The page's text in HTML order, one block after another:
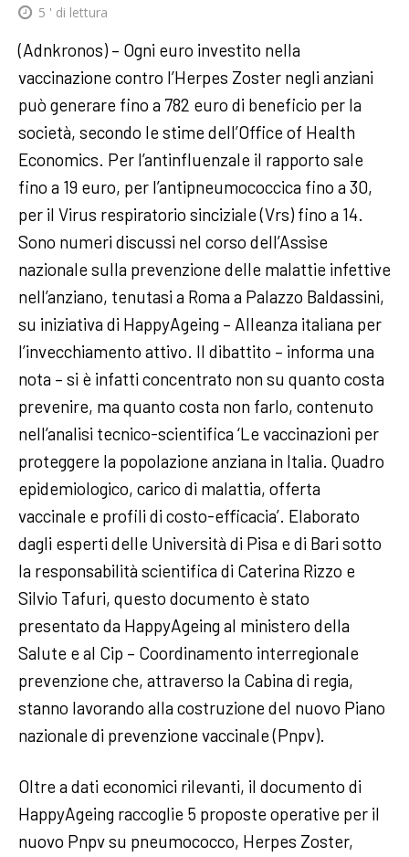
5 ' di lettura
(Adnkronos) – Ogni euro investito nella
vaccinazione contro l’Herpes Zoster negli anziani
può generare fino a 782 euro di beneficio per la
società, secondo le stime dell’Office of Health
Economics. Per l’antinfluenzale il rapporto sale
fino a 19 euro, per l’antipneumococcica fino a 30,
per il Virus respiratorio sinciziale (Vrs) fino a 14.
Sono numeri discussi nel corso dell’Assise
nazionale sulla prevenzione delle malattie infettive
nell’anziano, tenutasi a Roma a Palazzo Baldassini,
su iniziativa di HappyAgeing – Alleanza italiana per
l’invecchiamento attivo. Il dibattito – informa una
nota – si è infatti concentrato non su quanto costa
prevenire, ma quanto costa non farlo, contenuto
nell’analisi tecnico-scientifica ‘Le vaccinazioni per
proteggere la popolazione anziana in Italia. Quadro
epidemiologico, carico di malattia, offerta
vaccinale e profili di costo-efficacia’. Elaborato
dagli esperti delle Università di Pisa e di Bari sotto
la responsabilità scientifica di Caterina Rizzo e
Silvio Tafuri, questo documento è stato
presentato da HappyAgeing al ministero della
Salute e al Cip – Coordinamento interregionale
prevenzione che, attraverso la Cabina di regia,
stanno lavorando alla costruzione del nuovo Piano
nazionale di prevenzione vaccinale (Pnpv).
Oltre a dati economici rilevanti, il documento di
HappyAgeing raccoglie 5 proposte operative per il
nuovo Pnpv su pneumococco, Herpes Zoster,